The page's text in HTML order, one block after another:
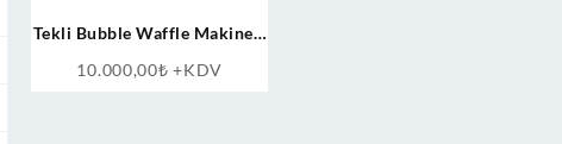
Tekli Bubble Waffle Makinesi
10.000,00₺ +KDV